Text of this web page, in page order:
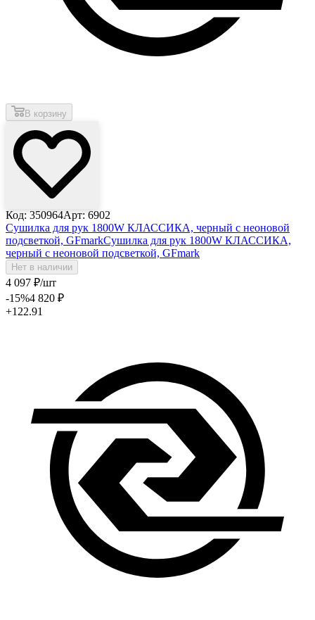
В корзину
Код: 350964Арт: 6902
Сушилка для рук 1800W КЛАССИКА, черный с неоновой
подсветкой, GFmarkСушилка для рук 1800W КЛАССИКА,
черный с неоновой подсветкой, GFmark
Нет в наличии
4 097 ₽/шт
-15%4 820 ₽
+122.91